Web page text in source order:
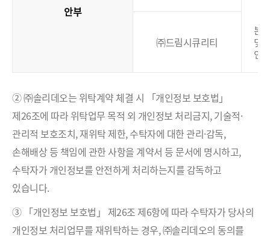
안부
㈜드림시큐리티
본
및
인
② ㈜솔리데오는 위탁계약 체결 시 「개인정보 보호법」
제26조에 따라 위탁업무 목적 외 개인정보 처리금지, 기술적·
관리적 보호조치, 재위탁 제한, 수탁자에 대한 관리·감독,
손해배상 등 책임에 관한 사항을 계약서 등 문서에 명시하고,
수탁자가 개인정보를 안전하게 처리하는지를 감독하고
있습니다.
③ 「개인정보 보호법」 제26조 제6항에 따라 수탁자가 당사의
개인정보 처리업무를 재위탁하는 경우, ㈜솔리데오의 동의를